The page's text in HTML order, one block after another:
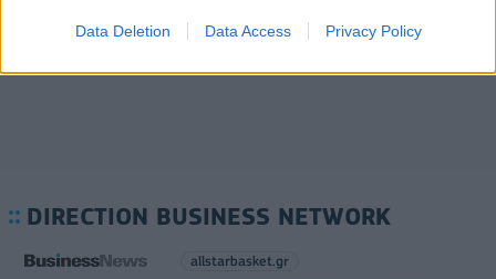
Data Deletion Data Access Privacy Policy
06/08/2026 - 10:30 ΚΟΣΜΟΣ
DIRECTION BUSINESS NETWORK
allstarbasket.gr